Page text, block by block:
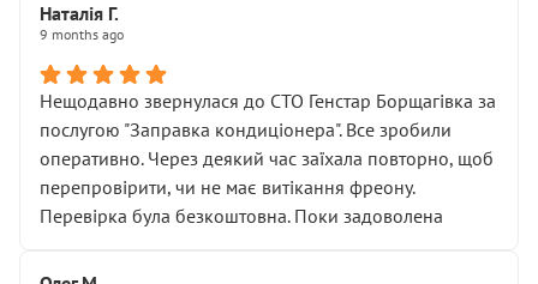
Наталія Г.
9 months ago
Нещодавно звернулася до СТО Генстар Борщагівка за
послугою "Заправка кондиціонера". Все зробили
оперативно. Через деякий час заїхала повторно, щоб
перепровірити, чи не має витікання фреону.
Перевірка була безкоштовна. Поки задоволена